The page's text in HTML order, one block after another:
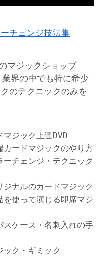
チェンジ技法集
マジックショップ
業界の中でも特に希少
のテクニックのみを
ジック上達DVD
ードマジックのやり方
チェンジ・テクニック
ナルのカードマジック
使って演じる即席マジ
スケース・名刺入れの手
ク・ギミック